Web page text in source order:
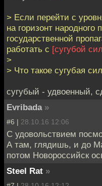
> Если перейти с
на горизонт народного
государственной
работать с [сугубой
>
> Что такое сугубая
сугубый - удвоенный,
Evribada »
#6 | 28.10.16 12:06
С удовольствием
А там, глядишь, и до
потом Новороссийск
Steel Rat »